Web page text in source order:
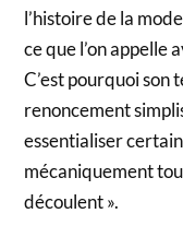
l’histoire de la
ce que l’on appelle
C’est pourquoi son
renoncement
essentialiser
mécaniquement
découlent ».